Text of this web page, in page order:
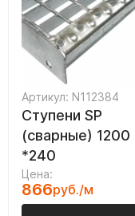
Артикул: N112384
Ступени SP
(сварные) 1200
*240
Цена:
866руб./м